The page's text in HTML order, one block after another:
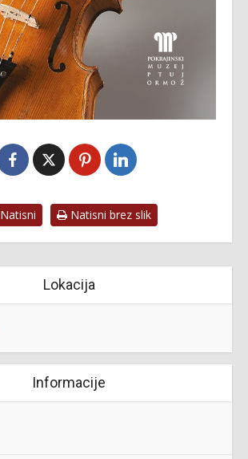
Natisni Natisni brez slik
Lokacija
Informacije